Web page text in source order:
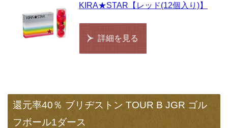
KIRA★STAR【レッド(12個入り)】
詳細を見る
還元率40％ ブリヂストン TOUR B JGR ゴル
フボール1ダース